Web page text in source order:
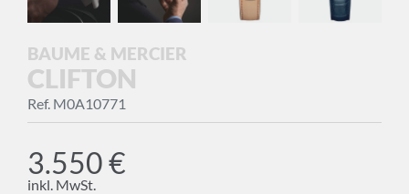
BAUME & MERCIER
CLIFTON
Ref. M0A10771
3.550 €
inkl. MwSt.